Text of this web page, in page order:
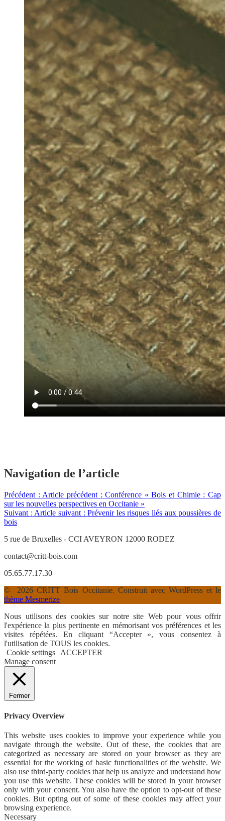
Navigation de l’article
Précédent : Article précédent : Conférence « Bois et Chimie : Cap
sur les nouvelles perspectives en Occitanie »
Suivant : Article suivant : Prévenir les risques liés aux poussières de
bois
5 rue de Bruxelles - CCI AVEYRON 12000 RODEZ
contact@critt-bois.com
05.65.77.17.30
© 2026 CRITT Bois Occitanie. Construit avec WordPress et le
thème Mesmerize
Nous utilisons des cookies sur notre site Web pour vous offrir
l'expérience la plus pertinente en mémorisant vos préférences et les
visites répétées. En cliquant “Accepter », vous consentez à
l'utilisation de TOUS les cookies.
Cookie settings
ACCEPTER
Manage consent
Fermer
Privacy Overview
This website uses cookies to improve your experience while you
navigate through the website. Out of these, the cookies that are
categorized as necessary are stored on your browser as they are
essential for the working of basic functionalities of the website. We
also use third-party cookies that help us analyze and understand how
you use this website. These cookies will be stored in your browser
only with your consent. You also have the option to opt-out of these
cookies. But opting out of some of these cookies may affect your
browsing experience.
Necessary